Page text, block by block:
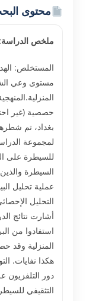
محتوى
ملخص الدراسة:
المستخلص:
مستوى وعي
لمجموعة
للسيطرة على
السيطرة
عملية تحليل
التحليل
أشارت نتائج
استفادوا من
المنزلية وقد
هكذا نفايات.
دور
التثقيفي